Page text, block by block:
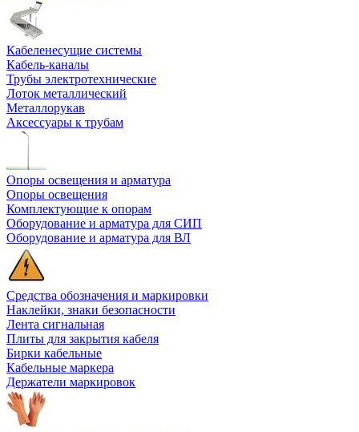
Кабеленесущие системы
Кабель-каналы
Трубы электротехнические
Лоток металлический
Металлорукав
Аксессуары к трубам
Опоры освещения и арматура
Опоры освещения
Комплектующие к опорам
Оборудование и арматура для СИП
Оборудование и арматура для ВЛ
Средства обозначения и маркировки
Наклейки, знаки безопасности
Лента сигнальная
Плиты для закрытия кабеля
Бирки кабельные
Кабельные маркера
Держатели маркировок